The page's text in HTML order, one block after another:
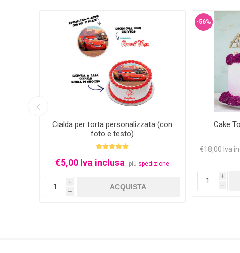
Cialda per torta personalizzata (con
foto e testo)
€5,00 Iva inclusa più spedizione
i
h
-56%
Cake
€18,00 Iva
i
h